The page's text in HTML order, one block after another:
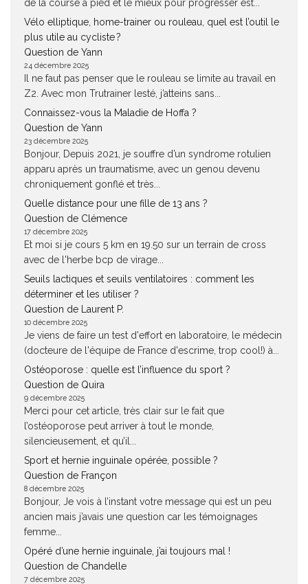
de la course à pied et le mieux pour progresser est...
Vélo elliptique, home-trainer ou rouleau, quel est l’outil le
plus utile au cycliste ?
Question de Yann
24 décembre 2025
Il ne faut pas penser que le rouleau se limite au travail en
Z2. Avec mon Trutrainer lesté, j’atteins sans...
Connaissez-vous la Maladie de Hoffa ?
Question de Yann
23 décembre 2025
Bonjour, Depuis 2021, je souffre d’un syndrome rotulien
apparu après un traumatisme, avec un genou devenu
chroniquement gonflé et très...
Quelle distance pour une fille de 13 ans ?
Question de Clémence
17 décembre 2025
Et moi si je cours 5 km en 19.50 sur un terrain de cross
avec de l'herbe bcp de virage...
Seuils lactiques et seuils ventilatoires : comment les
déterminer et les utiliser ?
Question de Laurent P.
10 décembre 2025
Je viens de faire un test d'effort en laboratoire, le médecin
(docteure de l'équipe de France d'escrime, trop cool!) à...
Ostéoporose : quelle est l’influence du sport ?
Question de Quira
9 décembre 2025
Merci pour cet article, très clair sur le fait que
l’ostéoporose peut arriver à tout le monde,
silencieusement, et qu’il...
Sport et hernie inguinale opérée, possible ?
Question de Françon
8 décembre 2025
Bonjour, Je vois à l’instant votre message qui est un peu
ancien mais j’avais une question car les témoignages
femme...
Opéré d’une hernie inguinale, j’ai toujours mal !
Question de Chandelle
7 décembre 2025